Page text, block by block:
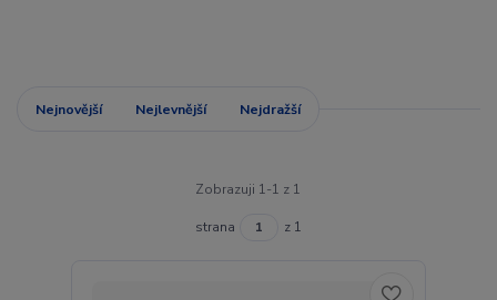
Nejnovější Nejlevnější Nejdražší
Zobrazuji 1-1 z 1
strana z 1